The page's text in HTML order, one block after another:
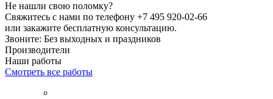
Не нашли свою поломку?
Свяжитесь с нами по телефону +7 495 920-02-66
или закажите бесплатную консультацию.
Звоните: Без выходных и праздников
Производители
Наши работы
Смотреть все работы